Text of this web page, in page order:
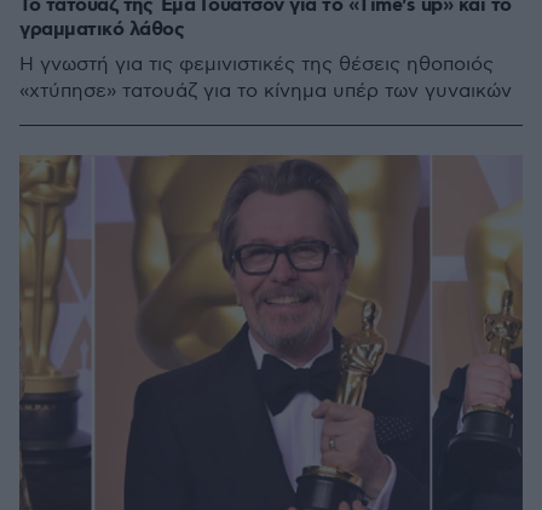
γραμματικό λάθος
Η γνωστή για τις φεμινιστικές της θέσεις ηθοποιός
«χτύπησε» τατουάζ για το κίνημα υπέρ των γυναικών